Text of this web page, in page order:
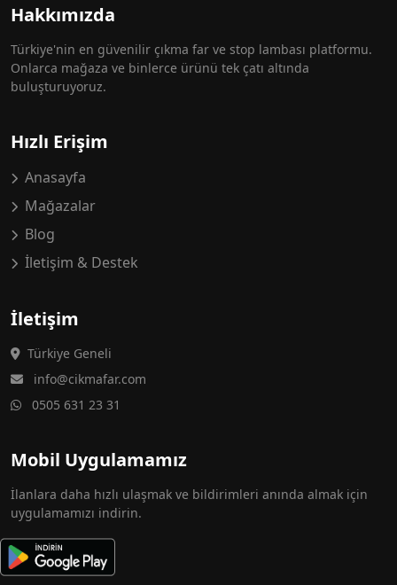
Hakkımızda
Türkiye'nin en güvenilir çıkma far ve stop lambası platformu.
Onlarca mağaza ve binlerce ürünü tek çatı altında
buluşturuyoruz.
Hızlı Erişim
Anasayfa
Mağazalar
Blog
İletişim & Destek
İletişim
Türkiye Geneli
info@cikmafar.com
0505 631 23 31
Mobil Uygulamamız
İlanlara daha hızlı ulaşmak ve bildirimleri anında almak için
uygulamamızı indirin.